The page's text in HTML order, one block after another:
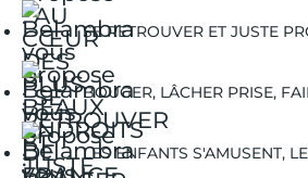
SE RETROUVER ET JUSTE
BOUGER, LÂCHER PRISE,
LES ENFANTS S'AMUSENT,